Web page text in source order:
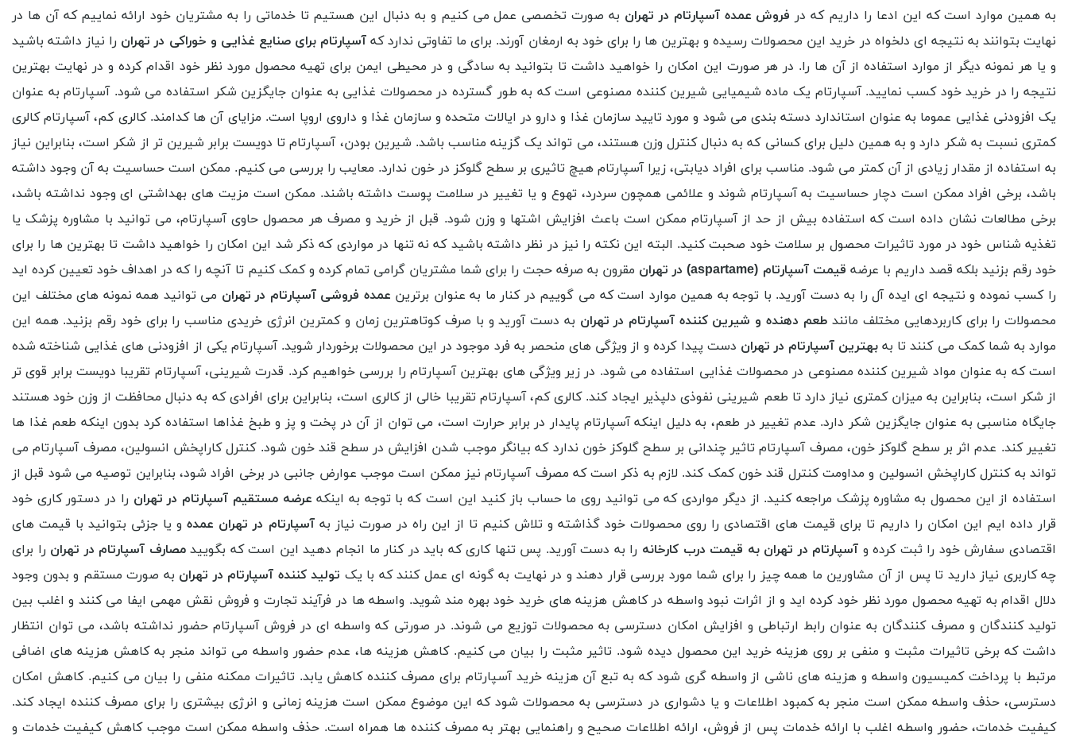
به همین موارد است که این ادعا را داریم که در فروش عمده آسپارتام در تهران به صورت تخصصی عمل می کنیم و به دنبال این هستیم تا خدماتی را به مشتریان خود ارائه نماییم که آن ها در
نهایت بتوانند به نتیجه ای دلخواه در خرید این محصولات رسیده و بهترین ها را برای خود به ارمغان آورند. برای ما تفاوتی ندارد کهآسپارتام برای صنایع غذایی و خوراکی در تهران را نیاز داشته باشید
و یا هر نمونه دیگر از موارد استفاده از آن ها را. در هر صورت این امکان را خواهید داشت تا بتوانید به سادگی و در محیطی ایمن برای تهیه محصول مورد نظر خود اقدام کرده و در نهایت بهترین
نتیجه را در خرید خود کسب نمایید. آسپارتام یک ماده شیمیایی شیرین کننده مصنوعی است که به طور گسترده در محصولات غذایی به عنوان جایگزین شکر استفاده می شود. آسپارتام به عنوان
یک افزودنی غذایی عموما به عنوان استاندارد دسته بندی می شود و مورد تایید سازمان غذا و دارو در ایالات متحده و سازمان غذا و داروی اروپا است. مزایای آن ها کدامند. کالری کم، آسپارتام کالری
کمتری نسبت به شکر دارد و به همین دلیل برای کسانی که به دنبال کنترل وزن هستند، می تواند یک گزینه مناسب باشد. شیرین بودن، آسپارتام تا دویست برابر شیرین تر از شکر است، بنابراین نیاز
به استفاده از مقدار زیادی از آن کمتر می شود. مناسب برای افراد دیابتی، زیرا آسپارتام هیچ تاثیری بر سطح گلوکز در خون ندارد. معایب را بررسی می کنیم. ممکن است حساسیت به آن وجود داشته
باشد، برخی افراد ممکن است دچار حساسیت به آسپارتام شوند و علائمی همچون سردرد، تهوع و یا تغییر در سلامت پوست داشته باشند. ممکن است مزیت های بهداشتی ای وجود نداشته باشد،
برخی مطالعات نشان داده است که استفاده بیش از حد از آسپارتام ممکن است باعث افزایش اشتها و وزن شود. قبل از خرید و مصرف هر محصول حاوی آسپارتام، می توانید با مشاوره پزشک یا
تغذیه شناس خود در مورد تاثیرات محصول بر سلامت خود صحبت کنید. البته این نکته را نیز در نظر داشته باشید که نه تنها در مواردی که ذکر شد این امکان را خواهید داشت تا بهترین ها را برای
خود رقم بزنید بلکه قصد داریم با عرضه قیمت آسپارتام (aspartame) در تهران
مقرون به صرفه حجت را برای شما مشتریان گرامی تمام کرده و کمک کنیم تا آنچه را که در اهداف خود تعیین کرده اید
را کسب نموده و نتیجه ای ایده آل را به دست آورید. با توجه به همین موارد است که می گوییم در کنار ما به عنوان برترین عمده فروشی آسپارتام در تهران می توانید همه نمونه های مختلف این
محصولات را برای کاربردهایی مختلف مانند طعم دهنده و شیرین کننده آسپارتام در تهران به دست آورید و با صرف کوتاهترین زمان و کمترین انرژی خریدی مناسب را برای خود رقم بزنید. همه این
موارد به شما کمک می کنند تا بهبهترین آسپارتام در تهران دست پیدا کرده و از ویژگی های منحصر به فرد موجود در این محصولات برخوردار شوید. آسپارتام یکی از افزودنی های غذایی شناخته شده
است که به عنوان مواد شیرین کننده مصنوعی در محصولات غذایی استفاده می شود. در زیر ویژگی های بهترین آسپارتام را بررسی خواهیم کرد. قدرت شیرینی، آسپارتام تقریبا دویست برابر قوی تر
از شکر است، بنابراین به میزان کمتری نیاز دارد تا طعم شیرینی نفوذی دلپذیر ایجاد کند. کالری کم، آسپارتام تقریبا خالی از کالری است، بنابراین برای افرادی که به دنبال محافظت از وزن خود هستند
جایگاه مناسبی به عنوان جایگزین شکر دارد. عدم تغییر در طعم، به دلیل اینکه آسپارتام پایدار در برابر حرارت است، می توان از آن در پخت و پز و طبخ غذاها استفاده کرد بدون اینکه طعم غذا ها
تغییر کند. عدم اثر بر سطح گلوکز خون، مصرف آسپارتام تاثیر چندانی بر سطح گلوکز خون ندارد که بیانگر موجب شدن افزایش در سطح قند خون شود. کنترل کاراپخش انسولین، مصرف آسپارتام می
تواند به کنترل کاراپخش انسولین و مداومت کنترل قند خون کمک کند. لازم به ذکر است که مصرف آسپارتام نیز ممکن است موجب عوارض جانبی در برخی افراد شود، بنابراین توصیه می شود قبل از
استفاده از این محصول به مشاوره پزشک مراجعه کنید. از دیگر مواردی که می توانید روی ما حساب باز کنید این است که با توجه به اینکه عرضه مستقیم آسپارتام در تهران را در دستور کاری خود
قرار داده ایم این امکان را داریم تا برای قیمت های اقتصادی را روی محصولات خود گذاشته و تلاش کنیم تا از این راه در صورت نیاز بهآسپارتام در تهران عمده و یا جزئی بتوانید با قیمت های
اقتصادی سفارش خود را ثبت کرده و آسپارتام در تهران به قیمت درب کارخانه را به دست آورید. پس تنها کاری که باید در کنار ما انجام دهید این است که بگوییدمصارف آسپارتام در تهران را برای
چه کاربری نیاز دارید تا پس از آن مشاورین ما همه چیز را برای شما مورد بررسی قرار دهند و در نهایت به گونه ای عمل کنند که با یک تولید کننده آسپارتام در تهران به صورت مستقم و بدون وجود
دلال اقدام به تهیه محصول مورد نظر خود کرده اید و از اثرات نبود واسطه در کاهش هزینه های خرید خود بهره مند شوید. واسطه ها در فرآیند تجارت و فروش نقش مهمی ایفا می کنند و اغلب بین
تولید کنندگان و مصرف کنندگان به عنوان رابط ارتباطی و افزایش امکان دسترسی به محصولات توزیع می شوند. در صورتی که واسطه ای در فروش آسپارتام حضور نداشته باشد، می توان انتظار
داشت که برخی تاثیرات مثبت و منفی بر روی هزینه خرید این محصول دیده شود. تاثیر مثبت را بیان می کنیم. کاهش هزینه ها، عدم حضور واسطه می تواند منجر به کاهش هزینه های اضافی
مرتبط با پرداخت کمیسیون واسطه و هزینه های ناشی از واسطه گری شود که به تبع آن هزینه خرید آسپارتام برای مصرف کننده کاهش یابد. تاثیرات ممکنه منفی را بیان می کنیم. کاهش امکان
دسترسی، حذف واسطه ممکن است منجر به کمبود اطلاعات و یا دشواری در دسترسی به محصولات شود که این موضوع ممکن است هزینه زمانی و انرژی بیشتری را برای مصرف کننده ایجاد کند.
کیفیت خدمات، حضور واسطه اغلب با ارائه خدمات پس از فروش، ارائه اطلاعات صحیح و راهنمایی بهتر به مصرف کننده ها همراه است. حذف واسطه ممکن است موجب کاهش کیفیت خدمات و